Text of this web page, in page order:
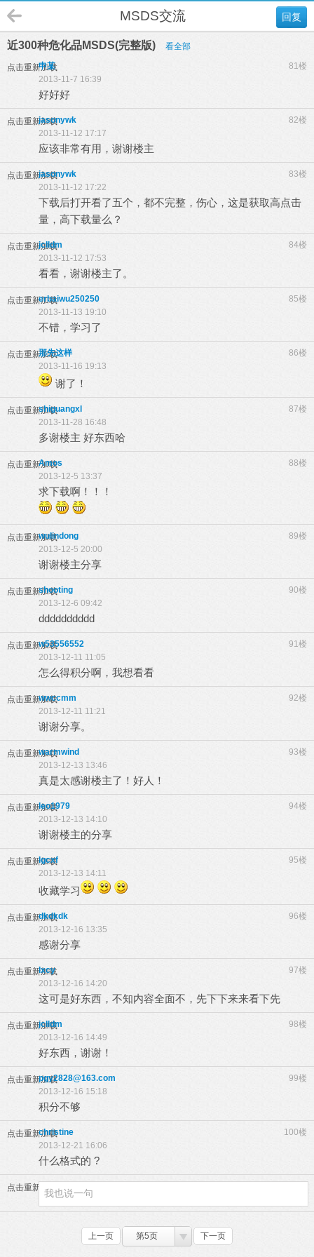
回复
MSDS交流
近300种危化品MSDS(完整版) 看全部
点击重新加载 81楼
申某
2013-11-7 16:39
好好好
点击重新加载 82楼
jasonywk
2013-11-12 17:17
应该非常有用，谢谢楼主
点击重新加载 83楼
jasonywk
2013-11-12 17:22
下载后打开看了五个，都不完整，伤心，这是获取高点击
量，高下载量么？
点击重新加载 84楼
jclldm
2013-11-12 17:53
看看，谢谢楼主了。
点击重新加载 85楼
erbaiwu250250
2013-11-13 19:10
不错，学习了
点击重新加载 86楼
那先这样
2013-11-16 19:13
谢了！
点击重新加载 87楼
shiguangxl
2013-11-28 16:48
多谢楼主 好东西哈
点击重新加载 88楼
Amos
2013-12-5 13:37
求下载啊！！！
点击重新加载 89楼
wulindong
2013-12-5 20:00
谢谢楼主分享
点击重新加载 90楼
shooting
2013-12-6 09:42
dddddddddd
点击重新加载 91楼
w53556552
2013-12-11 11:05
怎么得积分啊，我想看看
点击重新加载 92楼
wwccmm
2013-12-11 11:21
谢谢分享。
点击重新加载 93楼
warmwind
2013-12-13 13:46
真是太感谢楼主了！好人！
点击重新加载 94楼
leo1979
2013-12-13 14:10
谢谢楼主的分享
点击重新加载 95楼
lgcxf
2013-12-13 14:11
收藏学习
点击重新加载 96楼
dkdkdk
2013-12-16 13:35
感谢分享
点击重新加载 97楼
lxcy
2013-12-16 14:20
这可是好东西，不知内容全面不，先下下来来看下先
点击重新加载 98楼
jclldm
2013-12-16 14:49
好东西，谢谢！
点击重新加载 99楼
pgy2828@163.com
2013-12-16 15:18
积分不够
点击重新加载 100楼
christine
2013-12-21 16:06
什么格式的 ?
点击重新加载
上一页 第5页 下一页